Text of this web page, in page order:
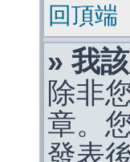
回頂端
» 我
除非
章。
發表